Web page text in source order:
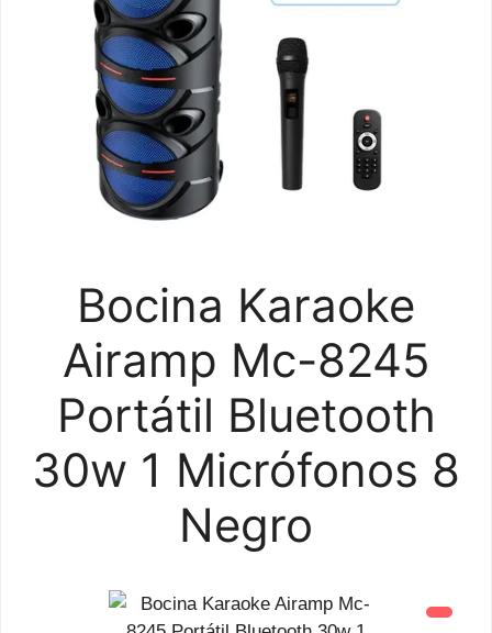
Bocina Karaoke
Airamp Mc-8245
Portátil Bluetooth
30w 1 Micrófonos 8
Negro